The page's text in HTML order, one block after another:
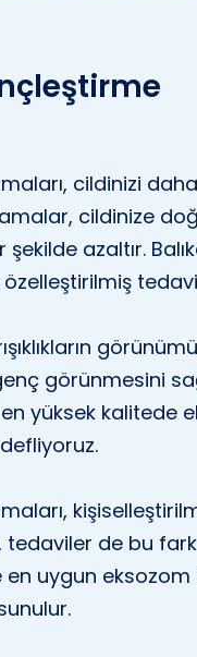
cildinizi
cildinize
azaltır.
özelleştirilmiş
görünmesini
yüksek kalitede
tedaviler de bu
en uygun